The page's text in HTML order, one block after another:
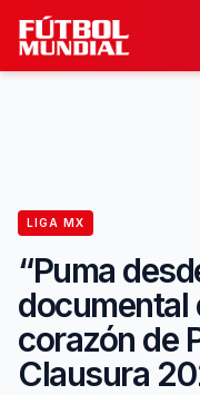
Skip to content
LIGA MX
“Puma
documental
corazón de
Clausura